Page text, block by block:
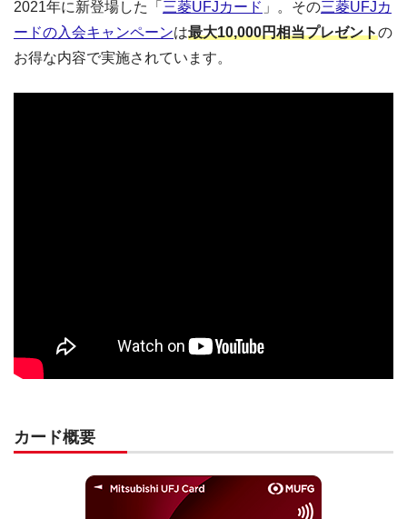
2021年に新登場した「 三菱UFJカード 」。その三菱UFJカ
ードの入会キャンペーンは最大10,000円相当プレゼントの
お得な内容で実施されています。
カード概要